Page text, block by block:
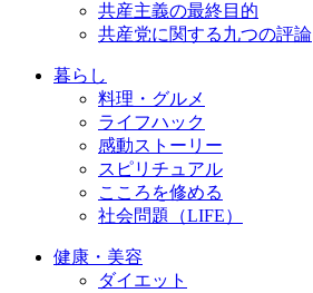
共産主義の最終目的
共産党に関する九つの評論
暮らし
料理・グルメ
ライフハック
感動ストーリー
スピリチュアル
こころを修める
社会問題（LIFE）
健康・美容
ダイエット